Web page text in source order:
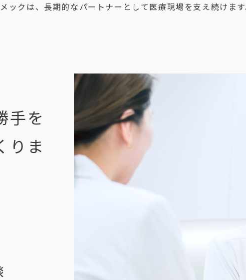
ックは、長期的なパートナーとして医療現場を支え続けます
手を
りま